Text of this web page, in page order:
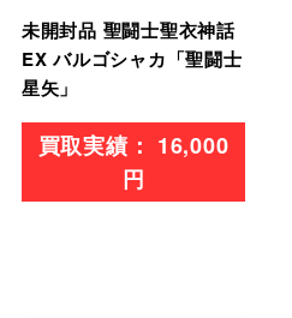
未開封品 聖闘士聖衣神話
EX バルゴシャカ「聖闘士
星矢」
16,000
円